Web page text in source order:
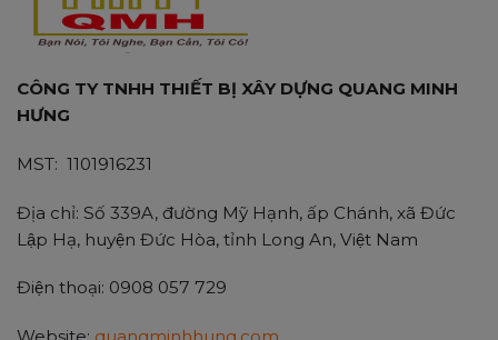
CÔNG TY TNHH THIẾT BỊ XÂY DỰNG QUANG MINH
HƯNG
MST: 1101916231
Địa chỉ: Số 339A, đường Mỹ Hạnh, ấp Chánh, xã Đức
Lập Hạ, huyện Đức Hòa, tỉnh Long An, Việt Nam
Điện thoại: 0908 057 729